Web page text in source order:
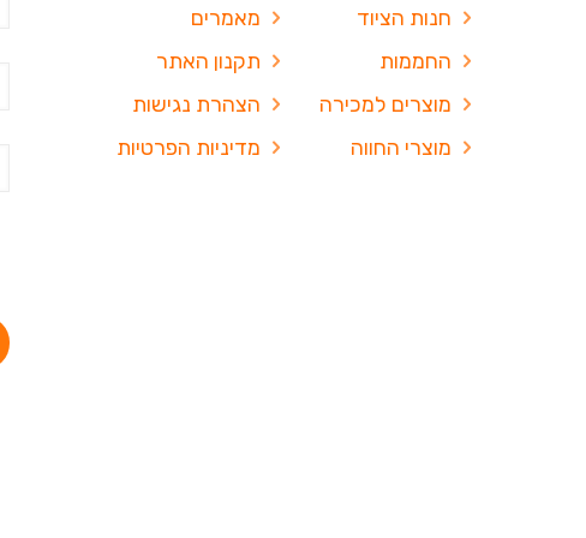
מאמרים
תקנון האתר
הצהרת נגישות
מדיניות הפרטיות
חנות הציוד
החממות
מוצרים למכירה
מוצרי החווה